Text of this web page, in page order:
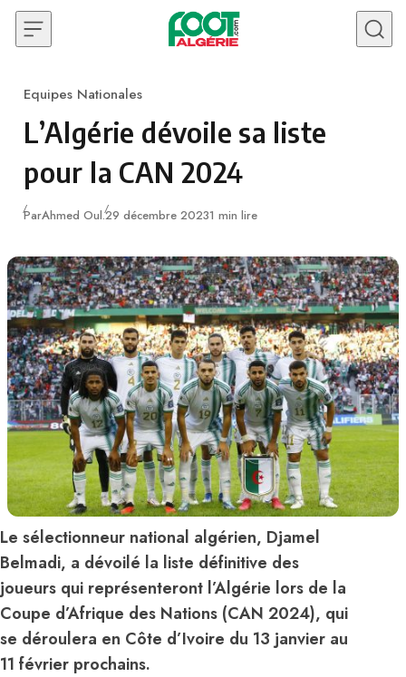
Skip to content
Category
Equipes Nationales
L’Algérie dévoile sa liste
pour la CAN 2024
ParAhmed Oul.Publié
29 décembre 20231 min lire
Le sélectionneur national algérien, Djamel
Belmadi, a dévoilé la liste définitive des
joueurs qui représenteront l’Algérie lors de la
Coupe d’Afrique des Nations (CAN 2024), qui
se déroulera en Côte d’Ivoire du 13 janvier au
11 février prochains.